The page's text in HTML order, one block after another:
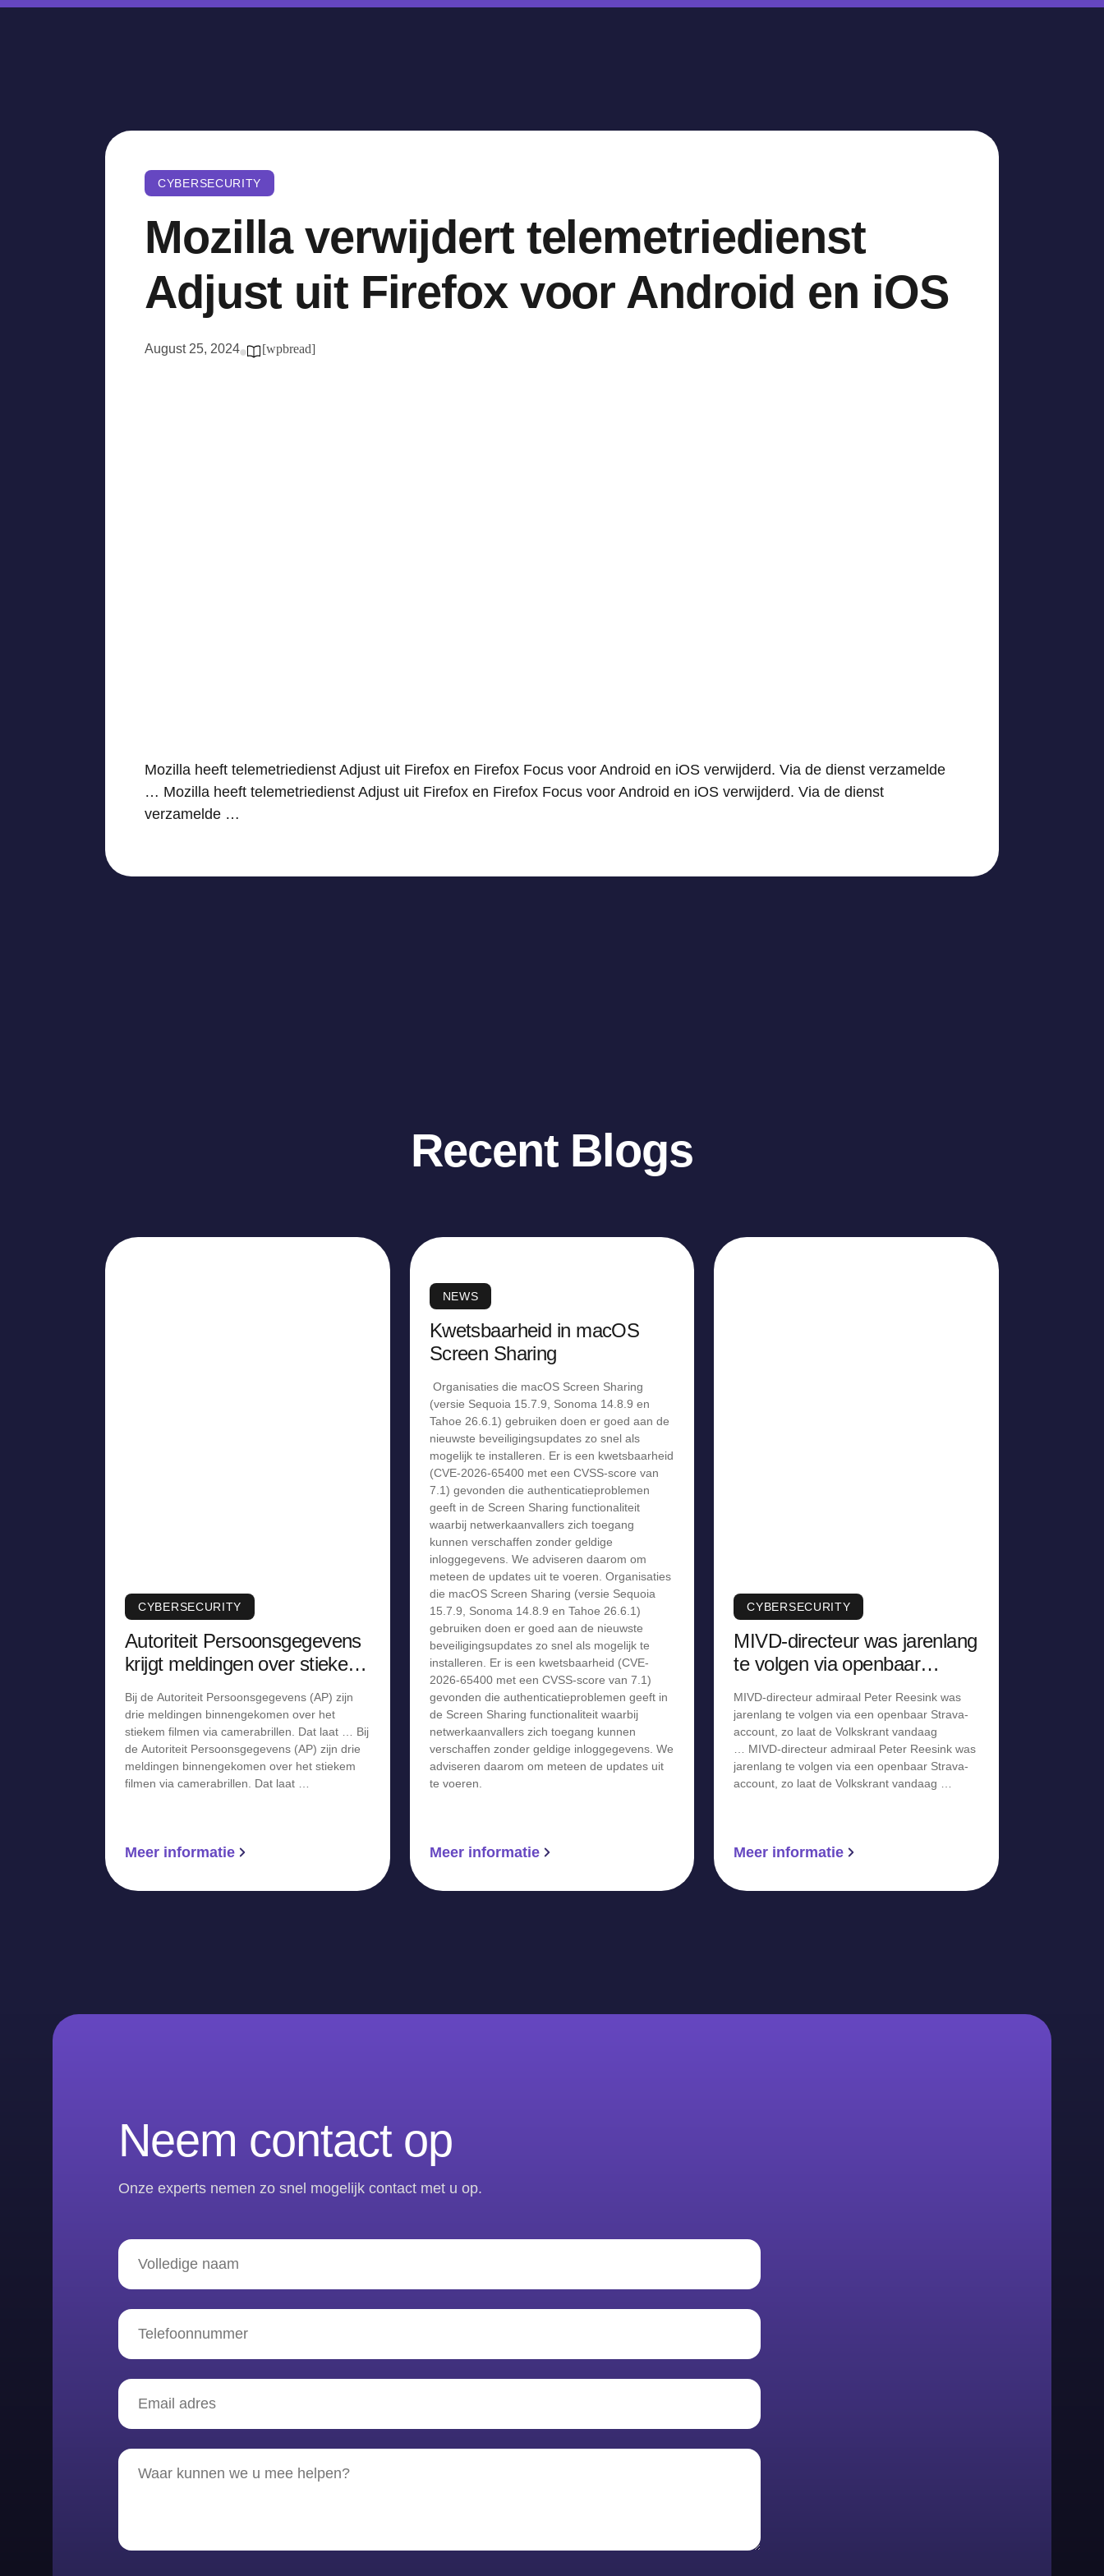
CYBERSECURITY
Mozilla verwijdert telemetriedienst
Adjust uit Firefox voor Android en iOS
August 25, 2024 [wpbread]
Mozilla heeft telemetriedienst Adjust uit Firefox en Firefox Focus voor Android en iOS verwijderd. Via de dienst verzamelde
… Mozilla heeft telemetriedienst Adjust uit Firefox en Firefox Focus voor Android en iOS verwijderd. Via de dienst
verzamelde …
Recent Blogs
CYBERSECURITY
Autoriteit Persoonsgegevens
krijgt meldingen over stiekem
Bij de Autoriteit Persoonsgegevens (AP) zijn
drie meldingen binnengekomen over het
stiekem filmen via camerabrillen. Dat laat … Bij
de Autoriteit Persoonsgegevens (AP) zijn drie
meldingen binnengekomen over het stiekem
filmen via camerabrillen. Dat laat …
Meer informatie
NEWS
Kwetsbaarheid in macOS
Screen Sharing
Organisaties die macOS Screen Sharing
(versie Sequoia 15.7.9, Sonoma 14.8.9 en
Tahoe 26.6.1) gebruiken doen er goed aan de
nieuwste beveiligingsupdates zo snel als
mogelijk te installeren. Er is een kwetsbaarheid
(CVE-2026-65400 met een CVSS-score van
7.1) gevonden die authenticatieproblemen
geeft in de Screen Sharing functionaliteit
waarbij netwerkaanvallers zich toegang
kunnen verschaffen zonder geldige
inloggegevens. We adviseren daarom om
meteen de updates uit te voeren. Organisaties
die macOS Screen Sharing (versie Sequoia
15.7.9, Sonoma 14.8.9 en Tahoe 26.6.1)
gebruiken doen er goed aan de nieuwste
beveiligingsupdates zo snel als mogelijk te
installeren. Er is een kwetsbaarheid (CVE-
2026-65400 met een CVSS-score van 7.1)
gevonden die authenticatieproblemen geeft in
de Screen Sharing functionaliteit waarbij
netwerkaanvallers zich toegang kunnen
verschaffen zonder geldige inloggegevens. We
adviseren daarom om meteen de updates uit
te voeren.
Meer informatie
CYBERSECURITY
MIVD-directeur was jarenlang
te volgen via openbaar
MIVD-directeur admiraal Peter Reesink was
jarenlang te volgen via een openbaar Strava-
account, zo laat de Volkskrant vandaag
… MIVD-directeur admiraal Peter Reesink was
jarenlang te volgen via een openbaar Strava-
account, zo laat de Volkskrant vandaag …
Meer informatie
Neem contact op
Onze experts nemen zo snel mogelijk contact met u op.